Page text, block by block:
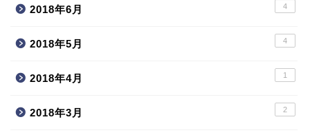
2018年6月 4
2018年5月 4
2018年4月 1
2018年3月 2